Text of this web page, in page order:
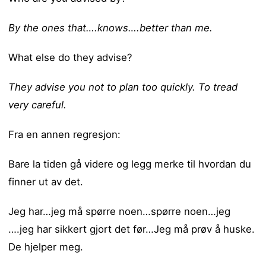
By the ones that….knows….better than me.
What else do they advise?
They advise you not to plan too quickly. To tread
very careful.
Fra en annen regresjon:
Bare la tiden gå videre og legg merke til hvordan du
finner ut av det.
Jeg har…jeg må spørre noen…spørre noen…jeg
….jeg har sikkert gjort det før…Jeg må prøv å huske.
De hjelper meg.